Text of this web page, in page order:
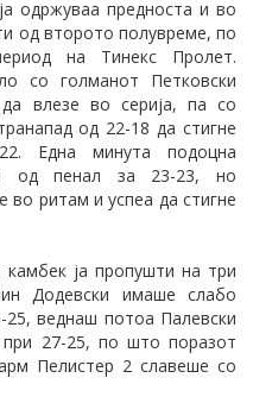
одржуваа предноста и во
од второто полувреме, по
на Тинекс Пролет.
со голманот Петковски
влезе во серија, па со
од 22-18 да стигне
Една минута подоцна
од пенал за 23-23, но
ритам и успеа да стигне
ја пропушти на три
Додевски имаше слабо
веднаш потоа Палевски
27-25, по што поразот
Пелистер 2 славеше со